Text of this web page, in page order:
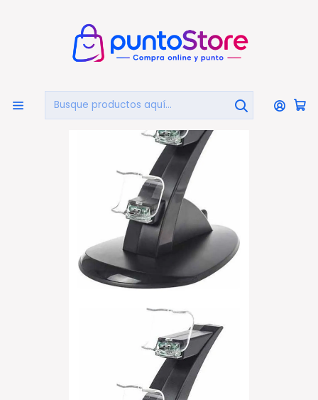
PUNTO GAMER Consolas y Accesorios
Dock Y Bases
Cargador Base Dock Dual Para Controles Ps4 - Ps